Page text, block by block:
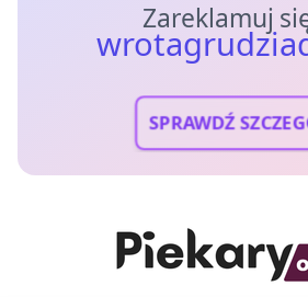
Zareklamuj
SPRAWDŹ